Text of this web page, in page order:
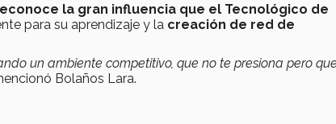
la gran influencia que el Tecnológico de
para su aprendizaje y la creación de red de
un ambiente competitivo, que no te presiona pero
Bolaños Lara.